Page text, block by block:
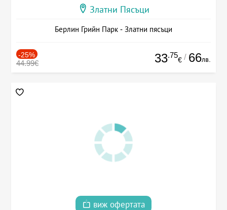
Златни Пясъци
Берлин Грийн Парк - Златни пясъци
-25%
44.99€ 33.75
€ / 66лв.
виж офертата